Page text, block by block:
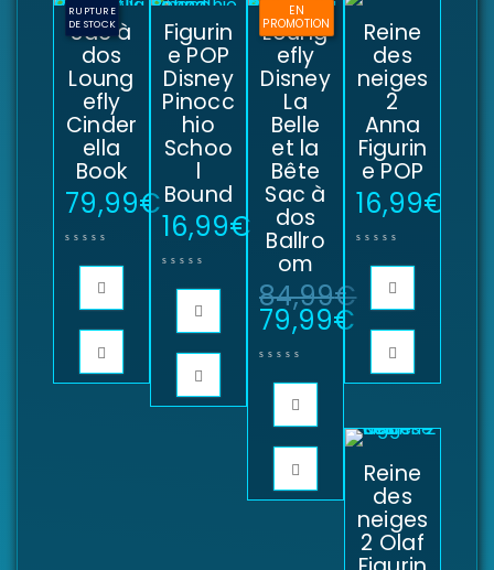
RUPTURE
DE STOCK
Sac à
dos
Loung
efly
Cinder
ella
Book
79,99€
Figurin
e POP
Disney
Pinocc
hio
Schoo
l
Bound
16,99€
EN
PROMOTION
Loung
efly
Disney
La
Belle
et la
Bête
Sac à
dos
Ballro
om
84,99€
79,99€
Reine
des
neiges
2
Anna
Figurin
e POP
16,99€
Reine
des
neiges
2 Olaf